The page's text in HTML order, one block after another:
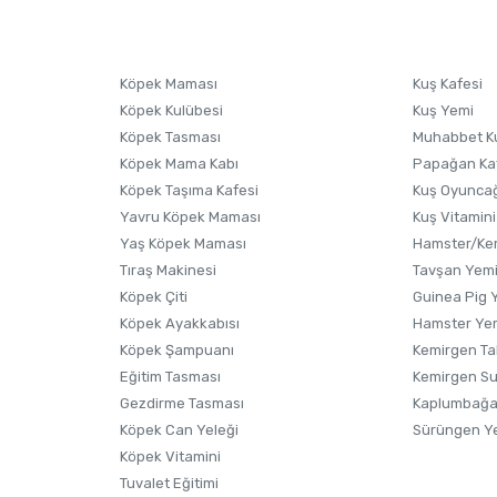
Ürünü Satın Al ve Yorumla
Gönder
Köpek Maması
Köpek Kulübesi
Köpek Tasması
Köpek Mama Kabı
Köpek Taşıma Kafesi
Yavru Köpek Maması
Yaş Köpek Maması
Tıraş Makinesi
Köpek Çiti
Köpek Ayakkabısı
Köpek Şampuanı
Eğitim Tasması
Gezdirme Tasması
Köpek Can Yeleği
Köpek Vitamini
Tuvalet Eğitimi
Kuş Kafesi
Kuş Yemi
Muhabbet
Papağan
Kuş
Kuş Vitamini
Hamster/
Tavşan Yemi
Guinea Pig
Hamster
Kemirgen
Kemirgen
Sürüngen